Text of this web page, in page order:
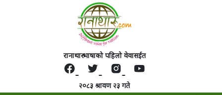
रानाथारु भाषाको पहिलो वेवासईत
२०८३ श्रावण २३ गते